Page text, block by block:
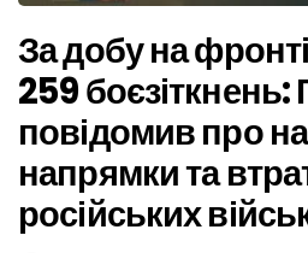
За добу на
259
повідомив про
напрямки та
російських